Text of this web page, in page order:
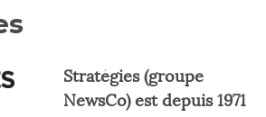
Stratégies (groupe
NewsCo) est depuis 1971